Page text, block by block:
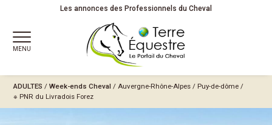
Les annonces des Professionnels du Cheval
MENU
ADULTES /Week-ends Cheval /Auvergne-Rhône-Alpes / Puy-de-dôme /
※ PNR du Livradois Forez